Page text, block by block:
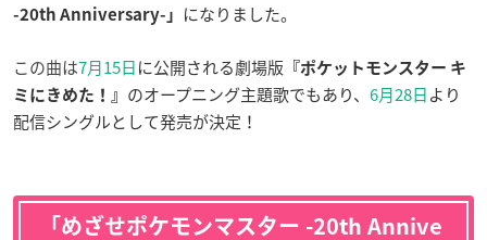
-20th Anniversary-」
になりました。
この曲は7月15日に公開される劇場版 『ポケットモンスター キ
ミにきめた！』 のオープニング主題歌でもあり、 6月28日より
配信シングルとして発売が決定！
「めざせポケモンマスター -20th Annive